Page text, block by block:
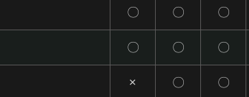
〇 〇 〇
〇 〇 〇
× 〇 〇